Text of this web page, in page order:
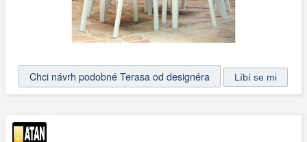
Chci návrh podobné Terasa od designéra